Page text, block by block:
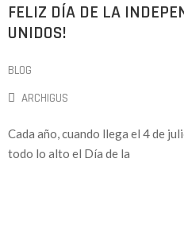
FELIZ DÍA DE LA
UNIDOS!
BLOG
ARCHIGUS
Cada año, cuando llega el 4 de
todo lo alto el Día de la